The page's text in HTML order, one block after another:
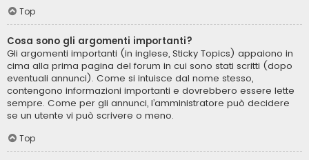
Top
Cosa sono gli argomenti importanti?
Gli argomenti importanti (in inglese, Sticky Topics) appaiono in
cima alla prima pagina del forum in cui sono stati scritti (dopo
eventuali annunci). Come si intuisce dal nome stesso,
contengono informazioni importanti e dovrebbero essere lette
sempre. Come per gli annunci, l’amministratore può decidere
se un utente vi può scrivere o meno.
Top